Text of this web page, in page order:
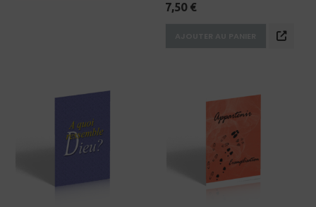
créés? Où est-il quand tout va
7,50 €